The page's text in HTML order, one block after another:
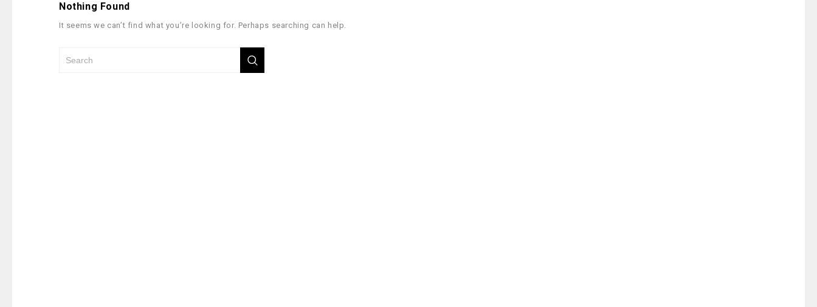
Nothing Found
It seems we can’t find what you’re looking for. Perhaps searching can help.